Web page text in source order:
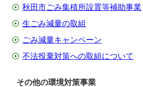
秋田市ごみ集積所設置等補助事業
生ごみ減量の取組
ごみ減量キャンペーン
不法投棄対策への取組について
その他の環境対策事業